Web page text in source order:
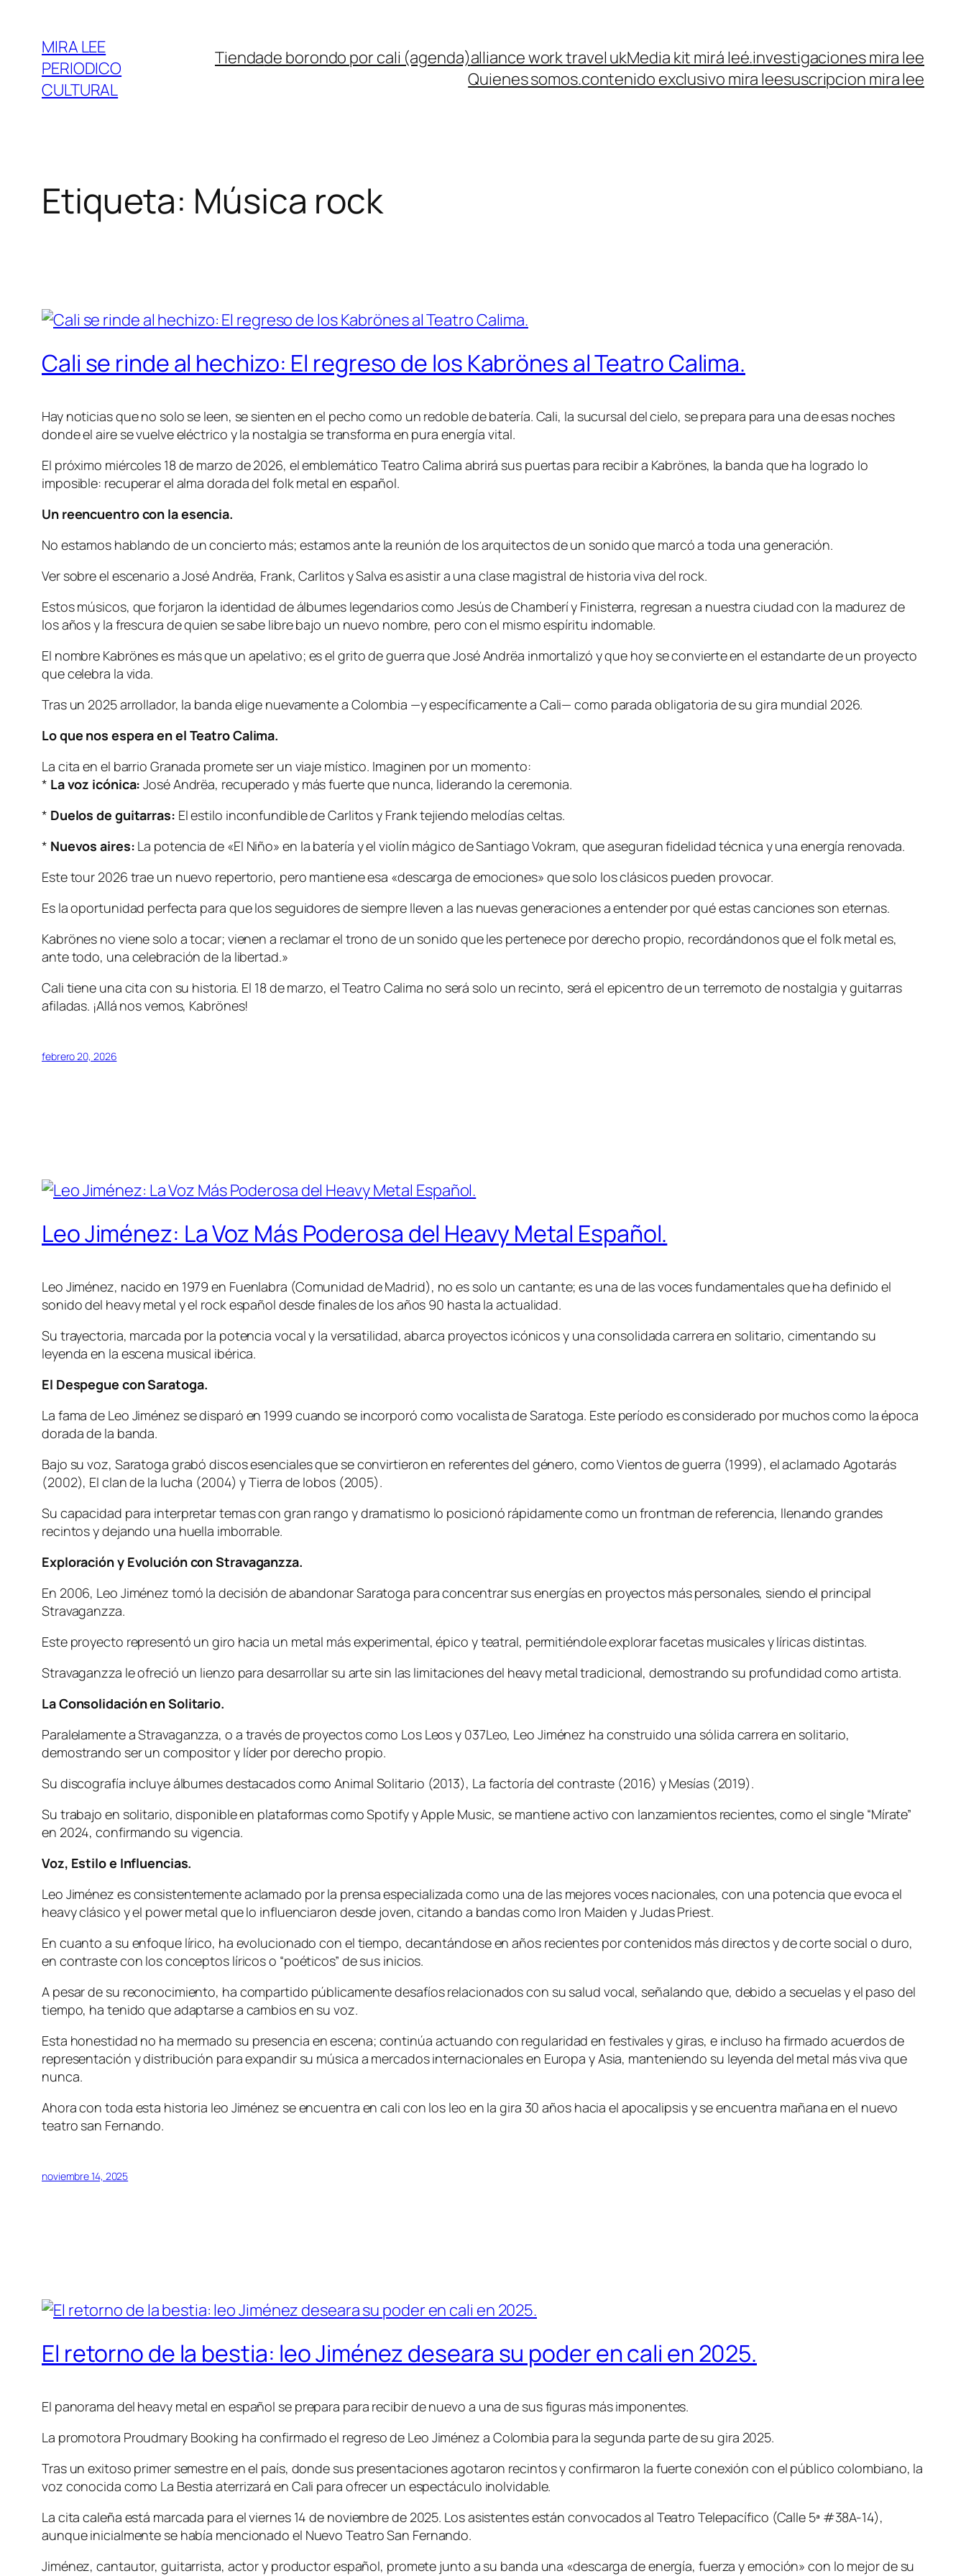
contenido
MIRA LEE
PERIODICO
CULTURAL
Tiendade borondo por cali (agenda)alliance work travel ukMedia kit mirá leé.investigaciones mira lee
Quienes somos.contenido exclusivo mira leesuscripcion mira lee
Etiqueta: Música rock
Cali se rinde al hechizo: El regreso de los Kabrönes al Teatro Calima.
Hay noticias que no solo se leen, se sienten en el pecho como un redoble de batería. Cali, la sucursal del cielo, se prepara para una de esas noches
donde el aire se vuelve eléctrico y la nostalgia se transforma en pura energía vital.
El próximo miércoles 18 de marzo de 2026, el emblemático Teatro Calima abrirá sus puertas para recibir a Kabrönes, la banda que ha logrado lo
imposible: recuperar el alma dorada del folk metal en español.
Un reencuentro con la esencia.
No estamos hablando de un concierto más; estamos ante la reunión de los arquitectos de un sonido que marcó a toda una generación.
Ver sobre el escenario a José Andrëa, Frank, Carlitos y Salva es asistir a una clase magistral de historia viva del rock.
Estos músicos, que forjaron la identidad de álbumes legendarios como Jesús de Chamberí y Finisterra, regresan a nuestra ciudad con la madurez de
los años y la frescura de quien se sabe libre bajo un nuevo nombre, pero con el mismo espíritu indomable.
El nombre Kabrönes es más que un apelativo; es el grito de guerra que José Andrëa inmortalizó y que hoy se convierte en el estandarte de un proyecto
que celebra la vida.
Tras un 2025 arrollador, la banda elige nuevamente a Colombia —y específicamente a Cali— como parada obligatoria de su gira mundial 2026.
Lo que nos espera en el Teatro Calima.
La cita en el barrio Granada promete ser un viaje místico. Imaginen por un momento:
* La voz icónica: José Andrëa, recuperado y más fuerte que nunca, liderando la ceremonia.
* Duelos de guitarras: El estilo inconfundible de Carlitos y Frank tejiendo melodías celtas.
* Nuevos aires: La potencia de «El Niño» en la batería y el violín mágico de Santiago Vokram, que aseguran fidelidad técnica y una energía renovada.
Este tour 2026 trae un nuevo repertorio, pero mantiene esa «descarga de emociones» que solo los clásicos pueden provocar.
Es la oportunidad perfecta para que los seguidores de siempre lleven a las nuevas generaciones a entender por qué estas canciones son eternas.
Kabrönes no viene solo a tocar; vienen a reclamar el trono de un sonido que les pertenece por derecho propio, recordándonos que el folk metal es,
ante todo, una celebración de la libertad.»
Cali tiene una cita con su historia. El 18 de marzo, el Teatro Calima no será solo un recinto, será el epicentro de un terremoto de nostalgia y guitarras
afiladas. ¡Allá nos vemos, Kabrönes!
febrero 20, 2026
Leo Jiménez: La Voz Más Poderosa del Heavy Metal Español.
Leo Jiménez, nacido en 1979 en Fuenlabra (Comunidad de Madrid), no es solo un cantante; es una de las voces fundamentales que ha definido el
sonido del heavy metal y el rock español desde finales de los años 90 hasta la actualidad.
Su trayectoria, marcada por la potencia vocal y la versatilidad, abarca proyectos icónicos y una consolidada carrera en solitario, cimentando su
leyenda en la escena musical ibérica.
El Despegue con Saratoga.
La fama de Leo Jiménez se disparó en 1999 cuando se incorporó como vocalista de Saratoga. Este período es considerado por muchos como la época
dorada de la banda.
Bajo su voz, Saratoga grabó discos esenciales que se convirtieron en referentes del género, como Vientos de guerra (1999), el aclamado Agotarás
(2002), El clan de la lucha (2004) y Tierra de lobos (2005).
Su capacidad para interpretar temas con gran rango y dramatismo lo posicionó rápidamente como un frontman de referencia, llenando grandes
recintos y dejando una huella imborrable.
Exploración y Evolución con Stravaganzza.
En 2006, Leo Jiménez tomó la decisión de abandonar Saratoga para concentrar sus energías en proyectos más personales, siendo el principal
Stravaganzza.
Este proyecto representó un giro hacia un metal más experimental, épico y teatral, permitiéndole explorar facetas musicales y líricas distintas.
Stravaganzza le ofreció un lienzo para desarrollar su arte sin las limitaciones del heavy metal tradicional, demostrando su profundidad como artista.
La Consolidación en Solitario.
Paralelamente a Stravaganzza, o a través de proyectos como Los Leos y 037Leo, Leo Jiménez ha construido una sólida carrera en solitario,
demostrando ser un compositor y líder por derecho propio.
Su discografía incluye álbumes destacados como Animal Solitario (2013), La factoría del contraste (2016) y Mesías (2019).
Su trabajo en solitario, disponible en plataformas como Spotify y Apple Music, se mantiene activo con lanzamientos recientes, como el single “Mírate”
en 2024, confirmando su vigencia.
Voz, Estilo e Influencias.
Leo Jiménez es consistentemente aclamado por la prensa especializada como una de las mejores voces nacionales, con una potencia que evoca el
heavy clásico y el power metal que lo influenciaron desde joven, citando a bandas como Iron Maiden y Judas Priest.
En cuanto a su enfoque lírico, ha evolucionado con el tiempo, decantándose en años recientes por contenidos más directos y de corte social o duro,
en contraste con los conceptos líricos o “poéticos” de sus inicios.
A pesar de su reconocimiento, ha compartido públicamente desafíos relacionados con su salud vocal, señalando que, debido a secuelas y el paso del
tiempo, ha tenido que adaptarse a cambios en su voz.
Esta honestidad no ha mermado su presencia en escena; continúa actuando con regularidad en festivales y giras, e incluso ha firmado acuerdos de
representación y distribución para expandir su música a mercados internacionales en Europa y Asia, manteniendo su leyenda del metal más viva que
nunca.
Ahora con toda esta historia leo Jiménez se encuentra en cali con los leo en la gira 30 años hacia el apocalipsis y se encuentra mañana en el nuevo
teatro san Fernando.
noviembre 14, 2025
El retorno de la bestia: leo Jiménez deseara su poder en cali en 2025.
El panorama del heavy metal en español se prepara para recibir de nuevo a una de sus figuras más imponentes.
La promotora Proudmary Booking ha confirmado el regreso de Leo Jiménez a Colombia para la segunda parte de su gira 2025.
Tras un exitoso primer semestre en el país, donde sus presentaciones agotaron recintos y confirmaron la fuerte conexión con el público colombiano, la
voz conocida como La Bestia aterrizará en Cali para ofrecer un espectáculo inolvidable.
La cita caleña está marcada para el viernes 14 de noviembre de 2025. Los asistentes están convocados al Teatro Telepacífico (Calle 5ª #38A-14),
aunque inicialmente se había mencionado el Nuevo Teatro San Fernando.
Jiménez, cantautor, guitarrista, actor y productor español, promete junto a su banda una «descarga de energía, fuerza y emoción» con lo mejor de su